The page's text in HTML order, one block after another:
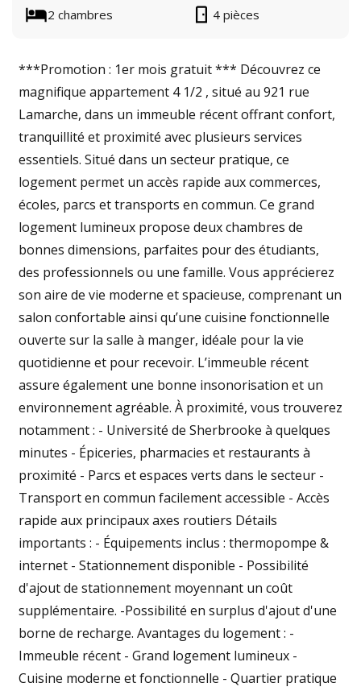
2 chambres 4 pièces
***Promotion : 1er mois gratuit *** Découvrez ce
magnifique appartement 4 1/2 , situé au 921 rue
Lamarche, dans un immeuble récent offrant confort,
tranquillité et proximité avec plusieurs services
essentiels. Situé dans un secteur pratique, ce
logement permet un accès rapide aux commerces,
écoles, parcs et transports en commun. Ce grand
logement lumineux propose deux chambres de
bonnes dimensions, parfaites pour des étudiants,
des professionnels ou une famille. Vous apprécierez
son aire de vie moderne et spacieuse, comprenant un
salon confortable ainsi qu’une cuisine fonctionnelle
ouverte sur la salle à manger, idéale pour la vie
quotidienne et pour recevoir. L’immeuble récent
assure également une bonne insonorisation et un
environnement agréable. À proximité, vous trouverez
notamment : - Université de Sherbrooke à quelques
minutes - Épiceries, pharmacies et restaurants à
proximité - Parcs et espaces verts dans le secteur -
Transport en commun facilement accessible - Accès
rapide aux principaux axes routiers Détails
importants : - Équipements inclus : thermopompe &
internet - Stationnement disponible - Possibilité
d'ajout de stationnement moyennant un coût
supplémentaire. -Possibilité en surplus d'ajout d'une
borne de recharge. Avantages du logement : -
Immeuble récent - Grand logement lumineux -
Cuisine moderne et fonctionnelle - Quartier pratique